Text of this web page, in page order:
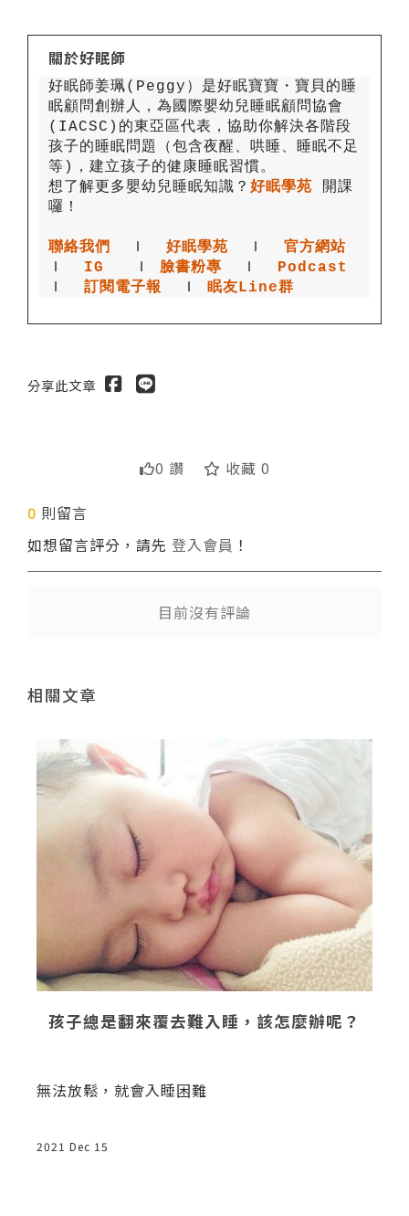
關於好眠師
好眠師姜珮(Peggy）是好眠寶寶・寶貝的睡
眠顧問創辦人，為國際嬰幼兒睡眠顧問協會
(IACSC)的東亞區代表，協助你解決各階段
孩子的睡眠問題（包含夜醒、哄睡、睡眠不足
想了解更多嬰幼兒睡眠知識？ 好眠學苑
開課
聯絡我們 Ｉ 好眠學苑
  Ｉ
官方網站
Ｉ
IG Ｉ 臉書粉專 Ｉ
Podcast
Ｉ
訂閱電子報
  Ｉ
眠友Line群
分享此文章
0 讚 收藏 0
0 則留言
如想留言評分，請先 登入會員 ！
目前沒有評論
相關文章
孩子總是翻來覆去難入睡，該怎麼辦呢？
無法放鬆，就會入睡困難
2021 Dec 15